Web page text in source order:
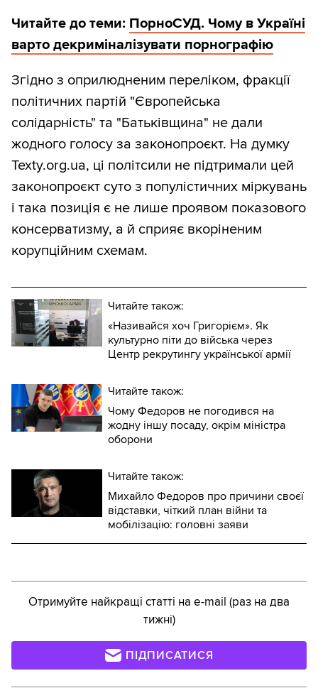
Читайте до теми: ПорноСУД. Чому в Україні
варто декриміналізувати порнографію
Згідно з оприлюдненим переліком, фракції
політичних партій "Європейська
солідарність" та "Батьківщина" не дали
жодного голосу за законопроєкт. На думку
Texty.org.ua, ці політсили не підтримали цей
законопроєкт суто з популістичних міркувань
і така позиція є не лише проявом показового
консерватизму, а й сприяє вкоріненим
корупційним схемам.
Читайте також:
«Називайся хоч Григорієм». Як
культурно піти до війська через
Центр рекрутингу української армії
Читайте також:
Чому Федоров не погодився на
жодну іншу посаду, окрім міністра
оборони
Читайте також:
Михайло Федоров про причини своєї
відставки, чіткий план війни та
мобілізацію: головні заяви
Отримуйте найкращі статті на e-mail (раз на два
тижні)
ПІДПИСАТИСЯ